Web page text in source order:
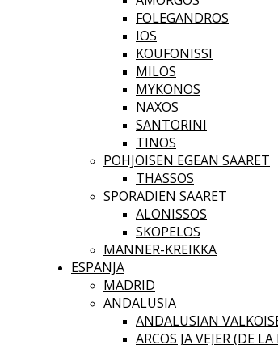
FOLEGANDROS
IOS
KOUFONISSI
MILOS
MYKONOS
NAXOS
SANTORINI
TINOS
POHJOISEN EGEAN SAARET
THASSOS
SPORADIEN SAARET
ALONISSOS
SKOPELOS
MANNER-KREIKKA
ESPANJA
MADRID
ANDALUSIA
ANDALUSIAN
ARCOS JA VEJER (DE